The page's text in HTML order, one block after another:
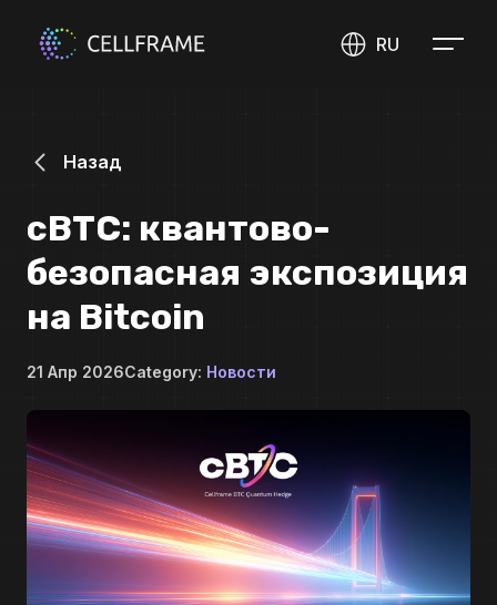
RU
Назад
cBTC: квантово-
безопасная экспозиция
на Bitcoin
21 Апр 2026Category: Новости